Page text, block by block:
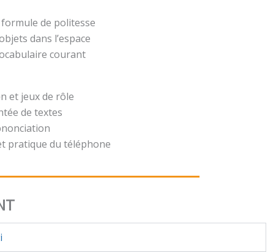
de politesse
dans l’espace
courant
et jeux de rôle
de textes
pratique du téléphone